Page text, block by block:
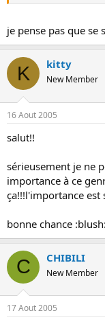
je pense pas que
K kitty
New Member
16 Aout 2005
salut!!
sérieusement je ne
importance à ce
ça!!!l'importance est
bonne chance :blush:
C CHIBILI
New Member
17 Aout 2005